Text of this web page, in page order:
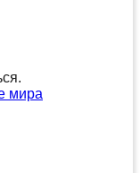
мира